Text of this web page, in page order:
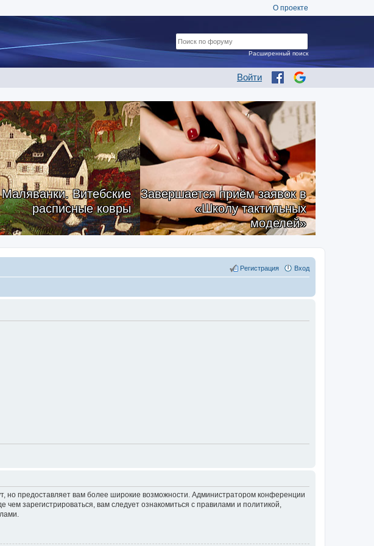
О проекте
Войти
Расширенный поиск
Маляванки. Витебские
расписные ковры
Завершается приём заявок в
«Школу тактильных
моделей»
Вход
Регистрация
но предоставляет вам более широкие возможности. Администратором конференции
зарегистрироваться, вам следует ознакомиться с правилами и политикой,